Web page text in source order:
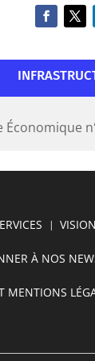
Économique
À NOS
MENTIONS